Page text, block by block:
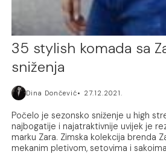
35 stylish komada sa
sniženja
Dina Dončević 27.12.2021.
Počelo je sezonsko sniženje u high
najbogatije i najatraktivnije uvijek je
marku Zara. Zimska kolekcija brenda
mekanim pletivom, setovima i